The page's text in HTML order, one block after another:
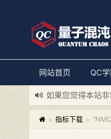
网站首页 QC
新添加量子混沌
如果您觉得本站
> 指标下载 >